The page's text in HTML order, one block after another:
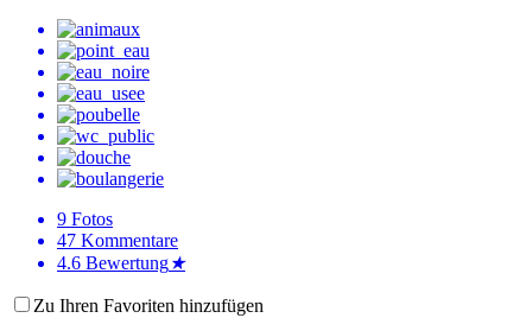
9 Fotos
47 Kommentare
4.6 Bewertung★
Zu Ihren Favoriten hinzufügen